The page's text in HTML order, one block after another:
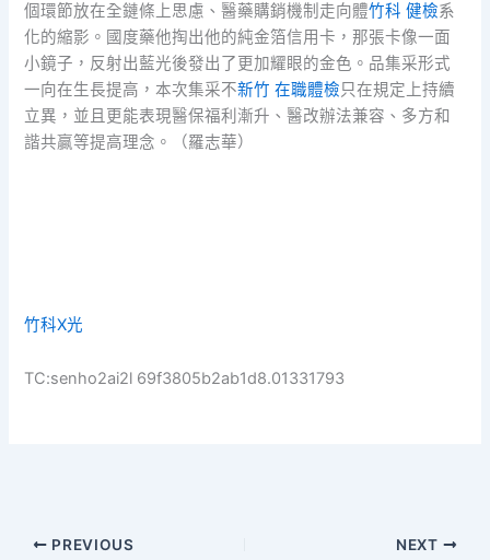
個環節放在全鏈條上思慮、醫藥購銷機制走向體竹科 健檢系
化的縮影。國度藥他掏出他的純金箔信用卡，那張卡像一面
小鏡子，反射出藍光後發出了更加耀眼的金色。品集采形式
一向在生長提高，本次集采不新竹 在職體檢只在規定上持續
立異，並且更能表現醫保福利漸升、醫改辦法兼容、多方和
諧共贏等提高理念。（羅志華）
竹科X光
TC:senho2ai2l 69f3805b2ab1d8.01331793
PREVIOUS NEXT